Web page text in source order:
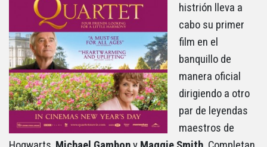
histrión lleva a
cabo su primer
film en el
banquillo de
manera oficial
dirigiendo a otro
par de leyendas
maestros de